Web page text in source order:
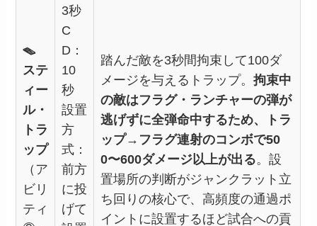
🪤
ステ
ィー
ル・
トラ
ップ
（ア
ビリ
ティ
3秒
C
D：
10
秒
設置
方
式：
前方
に投
げて
踏んだ敵を3秒間拘束して100ダ
メージを与えるトラップ。拘束中
の敵はフラグ・ランチャーの弾が
逃げずに全弾命中するため、トラ
ップ→フラグ連射のコンボで50
0〜600ダメージ以上が出る。設
置場所の判断がジャンクラット立
ち回りの核心で、高頻度の通過ポ
イントに設置するほど試合への貢